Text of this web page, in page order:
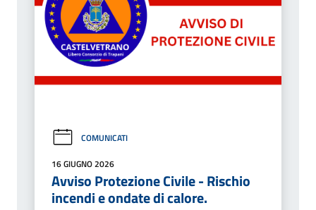
COMUNICATI
16 GIUGNO 2026
Avviso Protezione Civile - Rischio
incendi e ondate di calore.